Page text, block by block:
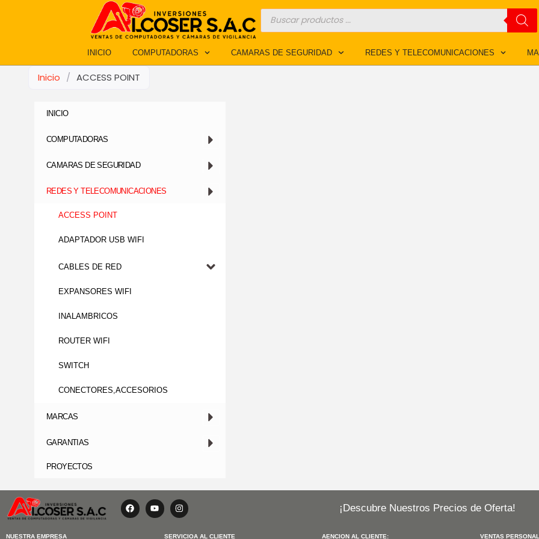
Búsqueda
de
productos
INICIO COMPUTADORAS CAMARAS DE SEGURIDAD REDES Y TELECOMUNICACIONES
Inicio / ACCESS POINT
INICIO
COMPUTADORAS
CAMARAS DE SEGURIDAD
REDES Y TELECOMUNICACIONES
ACCESS POINT
ADAPTADOR USB WIFI
CABLES DE RED
EXPANSORES WIFI
INALAMBRICOS
ROUTER WIFI
SWITCH
CONECTORES,ACCESORIOS
MARCAS
GARANTIAS
PROYECTOS
F
a
c
Y
o
u
I
n
s
a
¡Descubre Nuestros Precios de Oferta!
NUESTRA EMPRESA SERVICIOA AL CLIENTE AENCION AL CLIENTE: VENTAS